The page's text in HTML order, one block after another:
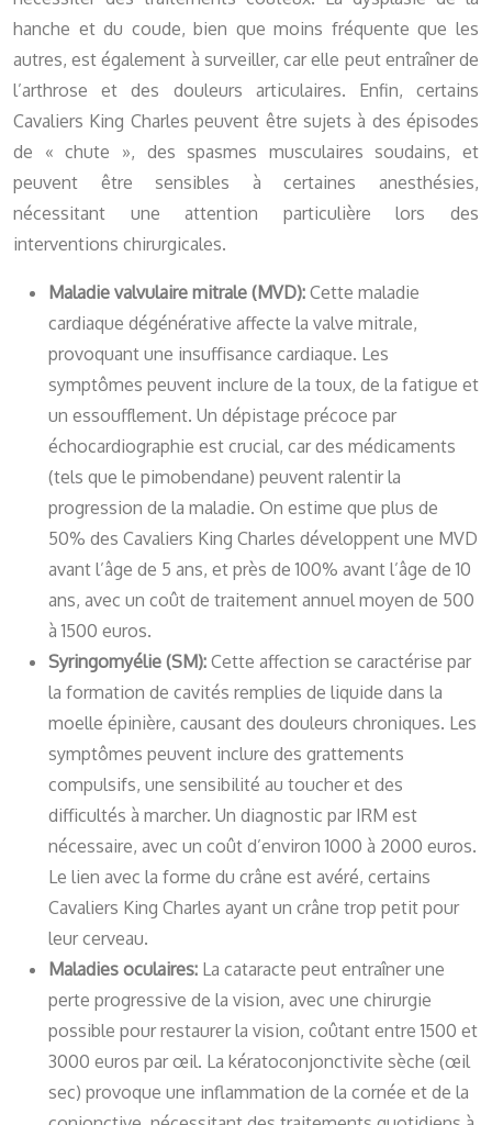
hanche et du coude, bien que moins fréquente que les
autres, est également à surveiller, car elle peut entraîner de
l’arthrose et des douleurs articulaires. Enfin, certains
Cavaliers King Charles peuvent être sujets à des épisodes
de « chute », des spasmes musculaires soudains, et
peuvent être sensibles à certaines anesthésies,
nécessitant une attention particulière lors des
interventions chirurgicales.
Maladie valvulaire mitrale (MVD): Cette maladie
cardiaque dégénérative affecte la valve mitrale,
provoquant une insuffisance cardiaque. Les
symptômes peuvent inclure de la toux, de la fatigue et
un essoufflement. Un dépistage précoce par
échocardiographie est crucial, car des médicaments
(tels que le pimobendane) peuvent ralentir la
progression de la maladie. On estime que plus de
50% des Cavaliers King Charles développent une MVD
avant l’âge de 5 ans, et près de 100% avant l’âge de 10
ans, avec un coût de traitement annuel moyen de 500
à 1500 euros.
Syringomyélie (SM): Cette affection se caractérise par
la formation de cavités remplies de liquide dans la
moelle épinière, causant des douleurs chroniques. Les
symptômes peuvent inclure des grattements
compulsifs, une sensibilité au toucher et des
difficultés à marcher. Un diagnostic par IRM est
nécessaire, avec un coût d’environ 1000 à 2000 euros.
Le lien avec la forme du crâne est avéré, certains
Cavaliers King Charles ayant un crâne trop petit pour
leur cerveau.
Maladies oculaires: La cataracte peut entraîner une
perte progressive de la vision, avec une chirurgie
possible pour restaurer la vision, coûtant entre 1500 et
3000 euros par œil. La kératoconjonctivite sèche (œil
sec) provoque une inflammation de la cornée et de la